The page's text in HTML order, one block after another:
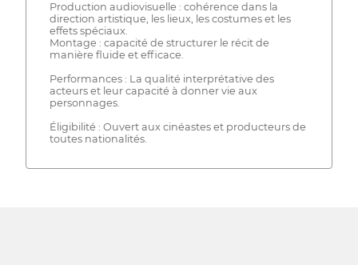
Production audiovisuelle : cohérence dans la
direction artistique, les lieux, les costumes et les
effets spéciaux.
Montage : capacité de structurer le récit de
manière fluide et efficace.
Performances : La qualité interprétative des
acteurs et leur capacité à donner vie aux
personnages.
Éligibilité : Ouvert aux cinéastes et producteurs de
toutes nationalités.